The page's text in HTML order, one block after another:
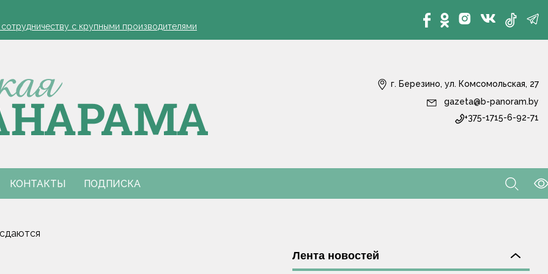
защита яблонь
с крупными производителями
я борюсь за деревню
обозначил слабые места в работе автолавок
на селе: "Просрочка и тухлятина!"
защита яблонь
с крупными производителями
я борюсь за деревню
обозначил слабые места в работе автолавок
на селе: "Просрочка и тухлятина!"
г. Березино, ул. Комсомольская, 27
gazeta@b-panoram.by
+375-1715-6-92-71
КОНТАКТЫ ПОДПИСКА
Лента новостей